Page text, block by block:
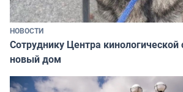
НОВОСТИ
Сотруднику Центра
новый дом